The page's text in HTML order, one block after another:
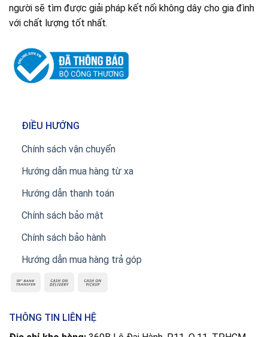
người sẽ tìm được giải pháp kết nối không dây cho gia đình
với chất lượng tốt nhất.
ĐIỀU HƯỚNG
Chính sách vận chuyển
Hướng dẫn mua hàng từ xa
Hướng dẫn thanh toán
Chính sách bảo mật
Chính sách bảo hành
Hướng dẫn mua hàng trả góp
THÔNG TIN LIÊN HỆ